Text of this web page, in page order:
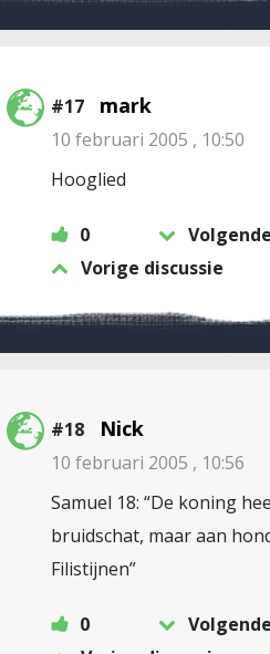
#17 mark
10 februari 2005 , 10:50
Hooglied
0
Vorige discussie
#18 Nick
10 februari 2005 , 10:56
Samuel 18: “De koning
bruidschat, maar aan
Filistijnen”
0